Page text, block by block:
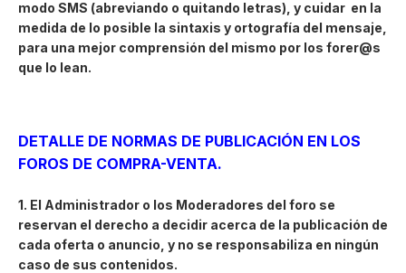
modo SMS (abreviando o quitando letras), y cuidar en la
medida de lo posible la sintaxis y ortografía del mensaje,
para una mejor comprensión del mismo por los forer@s
que lo lean.
DETALLE DE NORMAS DE PUBLICACIÓN EN LOS
FOROS DE COMPRA-VENTA.
1. El Administrador o los Moderadores del foro se
reservan el derecho a decidir acerca de la publicación de
cada oferta o anuncio, y no se responsabiliza en ningún
caso de sus contenidos.